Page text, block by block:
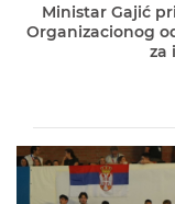
Ministar Gajić
Organizacionog
za